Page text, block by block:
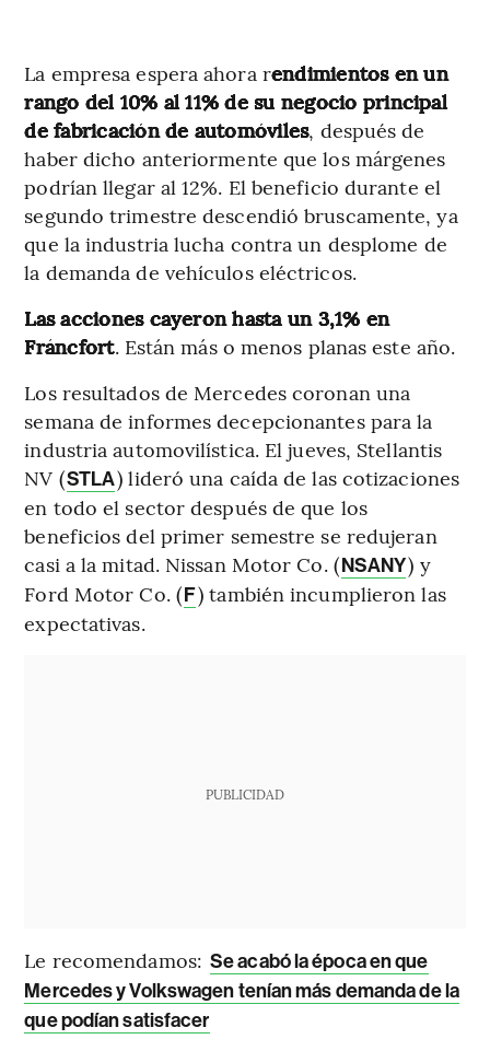
La empresa espera ahora rendimientos en un
rango del 10% al 11% de su negocio principal
de fabricación de automóviles, después de
haber dicho anteriormente que los márgenes
podrían llegar al 12%. El beneficio durante el
segundo trimestre descendió bruscamente, ya
que la industria lucha contra un desplome de
la demanda de vehículos eléctricos.
Las acciones cayeron hasta un 3,1% en
Fráncfort. Están más o menos planas este año.
Los resultados de Mercedes coronan una
semana de informes decepcionantes para la
industria automovilística. El jueves, Stellantis
NV (STLA) lideró una caída de las cotizaciones
en todo el sector después de que los
beneficios del primer semestre se redujeran
casi a la mitad. Nissan Motor Co. (NSANY) y
Ford Motor Co. (F) también incumplieron las
expectativas.
PUBLICIDAD
Le recomendamos: Se acabó la época en que
Mercedes y Volkswagen tenían más demanda de la
que podían satisfacer